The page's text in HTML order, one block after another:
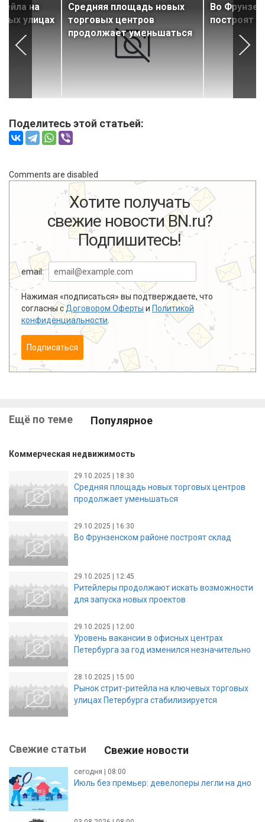
на
улицах
Средняя площадь новых
торговых центров
продолжает уменьшаться
Во
построят
Поделитесь этой статьей:
Comments are disabled
Хотите получать
свежие новости BN.ru?
Подпишитесь!
email:
Нажимая «подписаться» вы подтверждаете, что
согласны сДоговором Оферты и Политикой
конфиденциальности
Подписаться
Ещё по теме Популярное
Коммерческая недвижимость
29.10.2025 | 18:30
Средняя площадь новых торговых центров
продолжает уменьшаться
29.10.2025 | 16:30
Во Фрунзенском районе построят склад
29.10.2025 | 12:45
Ритейлеры продолжают искать возможности
для запуска новых проектов
29.10.2025 | 12:00
Уровень вакансии в офисных центрах
Петербурга за год изменился незначительно
28.10.2025 | 15:00
Рынок стрит-ритейла на ключевых торговых
улицах Петербурга стабилизируется
Свежие статьи Свежие новости
сегодня | 08:00
Июль без премьер: девелоперы легли на дно